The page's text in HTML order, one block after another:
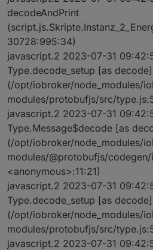
decodeAndPrint
30728:995:34)
javascript.2 2023-07-31
Type.decode_setup [as decode]
(/opt/iobroker/node_modules/
modules/protobufjs/src/
javascript.2 2023-07-31
Type.Message$decode [as
(/opt/iobroker/node_modules/
modules/@protobufjs/
<anonymous>:11:21)
javascript.2 2023-07-31
Type.decode_setup [as decode]
(/opt/iobroker/node_modules/
modules/protobufjs/src/
javascript.2 2023-07-31